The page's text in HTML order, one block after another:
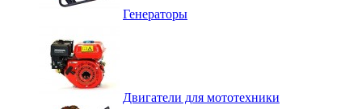
Генераторы
Двигатели для мототехники